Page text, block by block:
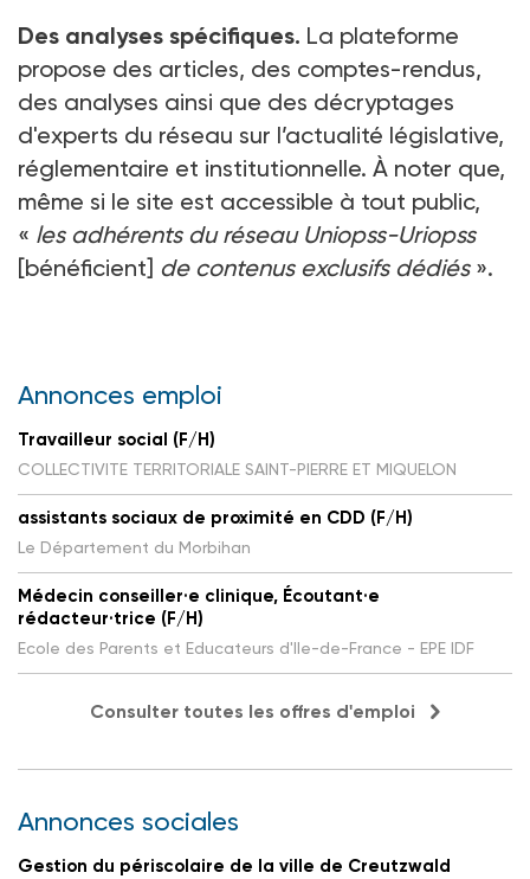
Des analyses spécifiques. La plateforme
propose des articles, des comptes-rendus,
des analyses ainsi que des décryptages
d'experts du réseau sur l’actualité législative,
réglementaire et institutionnelle. À noter que,
même si le site est accessible à tout public,
« les adhérents du réseau Uniopss-Uriopss
[bénéficient] de contenus exclusifs dédiés ».
Annonces emploi
Travailleur social (F/H)
COLLECTIVITE TERRITORIALE SAINT-PIERRE ET MIQUELON
assistants sociaux de proximité en CDD (F/H)
Le Département du Morbihan
Médecin conseiller·e clinique, Écoutant·e
rédacteur·trice (F/H)
Ecole des Parents et Educateurs d'Ile-de-France - EPE IDF
Consulter toutes les offres d'emploi
Annonces sociales
Gestion du périscolaire de la ville de Creutzwald